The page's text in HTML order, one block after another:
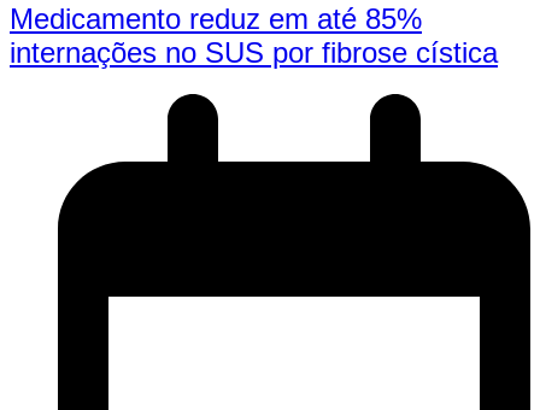
Medicamento reduz em até 85%
internações no SUS por fibrose cística